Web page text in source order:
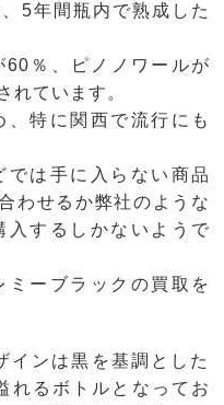
5年間瓶内で熟成した
％、ピノノワールが
れています。
特に関西で流行にも
では手に入らない商品
わせるか弊社のような
入するしかないようで
ーブラックの買取を
インは黒を基調とした
れるボトルとなってお